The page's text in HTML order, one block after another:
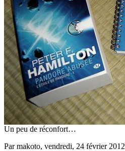
Un peu de réconfort…
Par makoto, vendredi, 24 février 2012